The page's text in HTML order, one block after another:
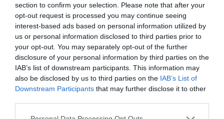
section to confirm your selection. Please note that after your
opt-out request is processed you may continue seeing
interest-based ads based on personal information utilized by
us or personal information disclosed to third parties prior to
your opt-out. You may separately opt-out of the further
disclosure of your personal information by third parties on the
IAB’s list of downstream participants. This information may
also be disclosed by us to third parties on the IAB’s List of
Downstream Participants that may further disclose it to other
ELS MÉS LLEGITS